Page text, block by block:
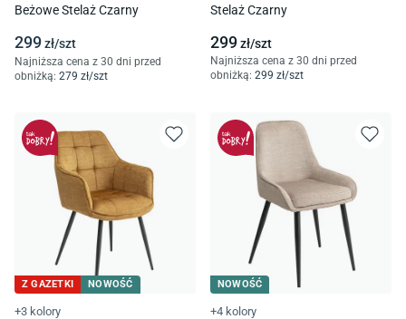
Beżowe Stelaż Czarny
299zł/szt
Najniższa cena z 30 dni przed
obniżką: 279 zł/szt
Stelaż Czarny
299zł/szt
Najniższa cena z 30 dni przed
obniżką: 299 zł/szt
Z GAZETKI NOWOŚĆ
+3 kolory
NOWOŚĆ
+4 kolory